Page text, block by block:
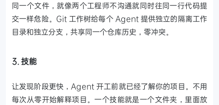
同一个文件，就像两个工程师不沟通就同时往同一行代码提
交一样危险。Git 工作树给每个 Agent 提供独立的隔离工作
目录和独立分支，共享同一个仓库历史，零冲突。
3. 技能
让发现阶段更快，Agent 开工前就已经了解你的项目。不用
每次从零开始解释项目。一个技能就是一个文件夹，里面放